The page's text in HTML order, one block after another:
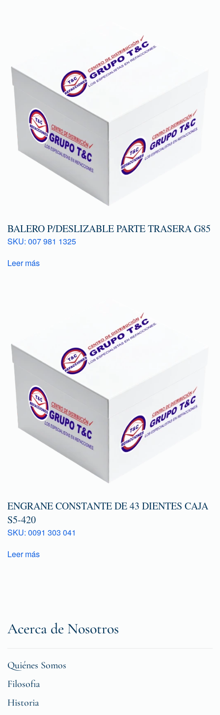
BALERO P/DESLIZABLE PARTE TRASERA G85
SKU: 007 981 1325
Leer más
ENGRANE CONSTANTE DE 43 DIENTES CAJA
S5-420
SKU: 0091 303 041
Leer más
Acerca de Nosotros
Quiénes Somos
Filosofia
Historia